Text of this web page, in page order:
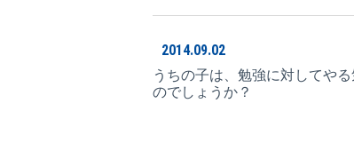
2014.09.02
うちの子は、勉強に対してや
のでしょうか？